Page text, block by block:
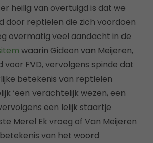
heilig van overtuigd is dat we
door reptielen die zich voordoen
overmatig veel aandacht in de
waarin Gideon van Meijeren,
FVD, vervolgens spinde dat
betekenis van reptielen
‘een verachtelijk wezen, een
een lelijk staartje
Merel Ek vroeg of Van Meijeren
van het woord